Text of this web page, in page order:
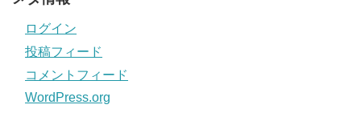
ログイン
投稿フィード
コメントフィード
WordPress.org